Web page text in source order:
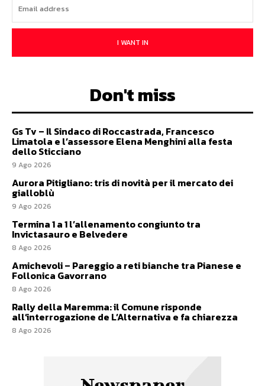
I WANT IN
Don't miss
Gs Tv – Il Sindaco di Roccastrada, Francesco
Limatola e l’assessore Elena Menghini alla festa
dello Sticciano
9 Ago 2026
Aurora Pitigliano: tris di novità per il mercato dei
gialloblù
9 Ago 2026
Termina 1 a 1 l’allenamento congiunto tra
Invictasauro e Belvedere
8 Ago 2026
Amichevoli – Pareggio a reti bianche tra Pianese e
Follonica Gavorrano
8 Ago 2026
Rally della Maremma: il Comune risponde
all’interrogazione de L’Alternativa e fa chiarezza
8 Ago 2026